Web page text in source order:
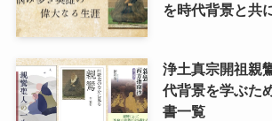
を時代背景と共
浄土真宗開祖親
代背景を学ぶた
書一覧